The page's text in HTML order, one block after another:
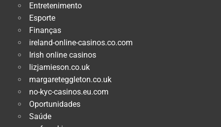
Entretenimento
Esporte
Finanças
ireland-online-casinos.co.com
Irish online casinos
lizjamieson.co.uk
margareteggleton.co.uk
no-kyc-casinos.eu.com
Oportunidades
Saúde